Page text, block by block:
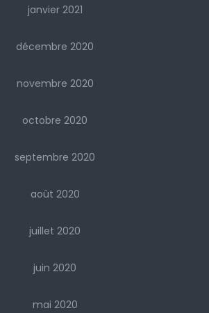
janvier 2021
décembre 2020
novembre 2020
octobre 2020
septembre 2020
août 2020
juillet 2020
juin 2020
mai 2020